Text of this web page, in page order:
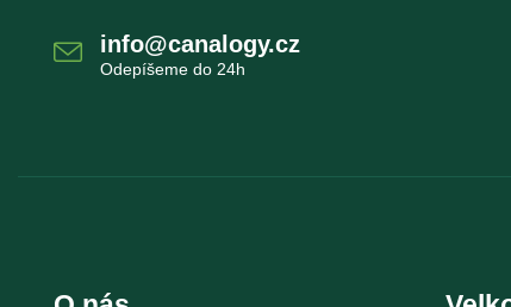
info@canalogy.cz
Odepíšeme do 24h